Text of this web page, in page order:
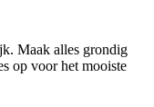
Maak alles grondig
op voor het mooiste